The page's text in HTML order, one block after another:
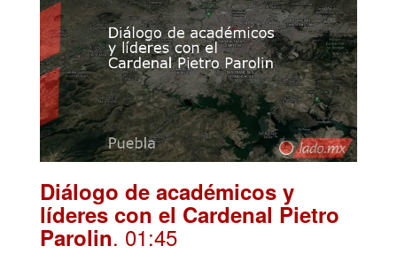
Diálogo de académicos y
líderes con el Cardenal Pietro
Parolin. 01:45